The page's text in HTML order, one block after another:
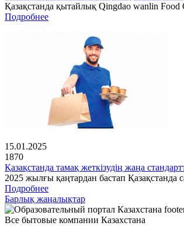
Қазақстанда қытайлық Qingdao wanlin
Подробнее
15.01.2025
1870
Қазақстанда тамақ жеткізудің жаңа
2025 жылғы қаңтардан бастап Қазақстанда
Подробнее
Барлық жаңалықтар
Все бытовые компании Казахстана